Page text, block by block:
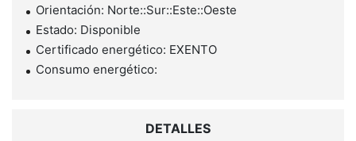
Orientación: Norte::Sur::Este::Oeste
Estado: Disponible
Certificado energético: EXENTO
Consumo energético:
DETALLES